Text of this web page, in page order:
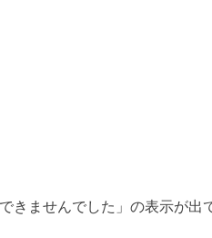
きませんでした」 の表示が出